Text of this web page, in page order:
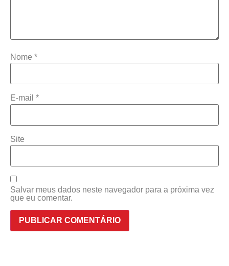
Nome *
E-mail *
Site
Salvar meus dados neste navegador para a próxima vez
que eu comentar.